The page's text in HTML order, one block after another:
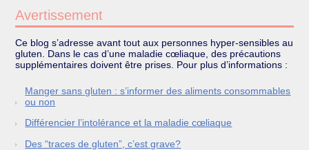
Avertissement
Ce blog s’adresse avant tout aux personnes hyper-sensibles au
gluten. Dans le cas d’une maladie cœliaque, des précautions
supplémentaires doivent être prises. Pour plus d’informations :
Manger sans gluten : s’informer des aliments consommables
ou non
Différencier l’intolérance et la maladie cœliaque
Des “traces de gluten”, c’est grave?